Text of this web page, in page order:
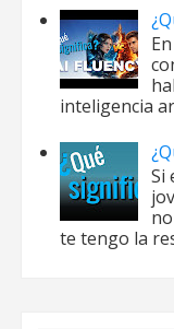
inteligencia
Si
te tengo la